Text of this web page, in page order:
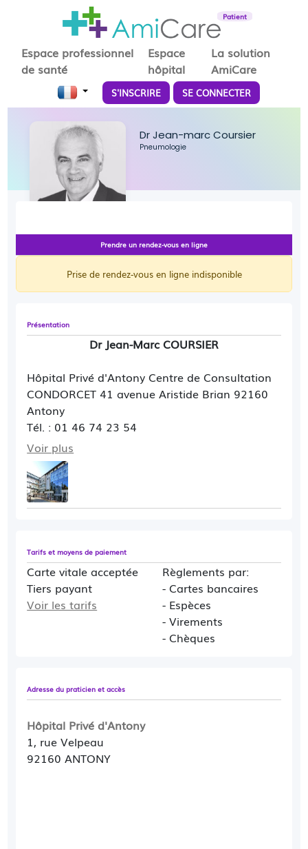
Patient
Espace professionnel
de santé
Espace
hôpital
La solution
AmiCare
S'INSCRIRE SE CONNECTER
Dr Jean-marc Coursier
Pneumologie
Présentation
Dr Jean-Marc COURSIER
Hôpital Privé d'Antony Centre de Consultation
CONDORCET 41 avenue Aristide Brian 92160
Antony
Tél. : 01 46 74 23 54
Horaires d'ouverture du secrétariat : Lundi à
vendredi : 9h - 19h
Prendre RDV avec le Dr COURSIER
Voir plus
Tarifs et moyens de paiement
Carte vitale acceptée
Tiers payant
Voir les tarifs
Règlements par:
- Cartes bancaires
- Espèces
- Virements
- Chèques
Adresse du praticien et accès
Hôpital Privé d'Antony
1, rue Velpeau
92160 ANTONY
Prendre un rendez-vous en ligne
Prise de rendez-vous en ligne indisponible